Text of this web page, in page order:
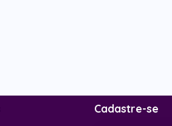
Cadastre-se